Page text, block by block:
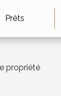
Prêts
propriété